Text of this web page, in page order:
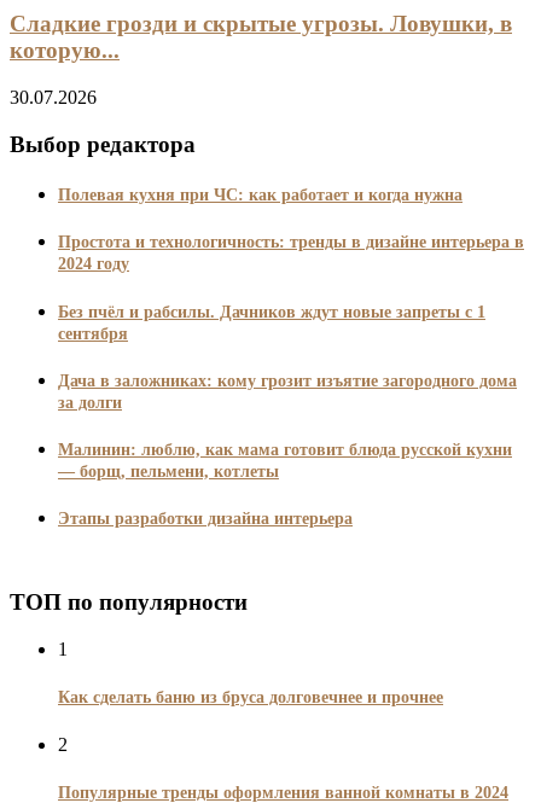
Сладкие грозди и скрытые угрозы. Ловушки, в
которую...
30.07.2026
Выбор редактора
Полевая кухня при ЧС: как работает и когда нужна
Простота и технологичность: тренды в дизайне интерьера в
2024 году
Без пчёл и рабсилы. Дачников ждут новые запреты с 1
сентября
Дача в заложниках: кому грозит изъятие загородного дома
за долги
Малинин: люблю, как мама готовит блюда русской кухни
— борщ, пельмени, котлеты
Этапы разработки дизайна интерьера
ТОП по популярности
1
Как сделать баню из бруса долговечнее и прочнее
2
Популярные тренды оформления ванной комнаты в 2024